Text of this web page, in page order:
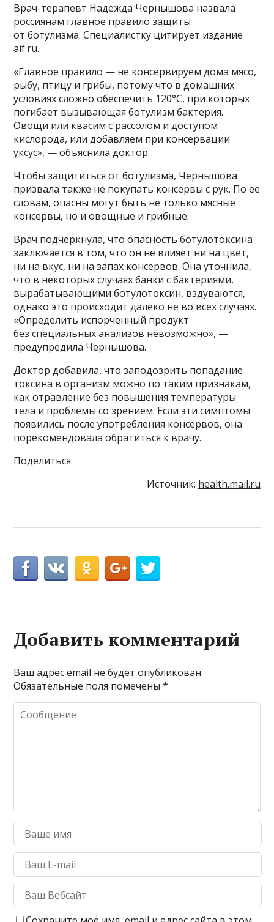
Врач-терапевт Надежда Чернышова назвала
россиянам главное правило защиты
от ботулизма. Специалистку цитирует издание
aif.ru.
«Главное правило — не консервируем дома мясо,
рыбу, птицу и грибы, потому что в домашних
условиях сложно обеспечить 120°C, при которых
погибает вызывающая ботулизм бактерия.
Овощи или квасим с рассолом и доступом
кислорода, или добавляем при консервации
уксус», — объяснила доктор.
Чтобы защититься от ботулизма, Чернышова
призвала также не покупать консервы с рук. По ее
словам, опасны могут быть не только мясные
консервы, но и овощные и грибные.
Врач подчеркнула, что опасность ботулотоксина
заключается в том, что он не влияет ни на цвет,
ни на вкус, ни на запах консервов. Она уточнила,
что в некоторых случаях банки с бактериями,
вырабатывающими ботулотоксин, вздуваются,
однако это происходит далеко не во всех случаях.
«Определить испорченный продукт
без специальных анализов невозможно», —
предупредила Чернышова.
Доктор добавила, что заподозрить попадание
токсина в организм можно по таким признакам,
как отравление без повышения температуры
тела и проблемы со зрением. Если эти симптомы
появились после употребления консервов, она
порекомендовала обратиться к врачу.
Поделиться
Источник: health.mail.ru
Добавить комментарий
Ваш адрес email не будет опубликован.
Обязательные поля помечены*